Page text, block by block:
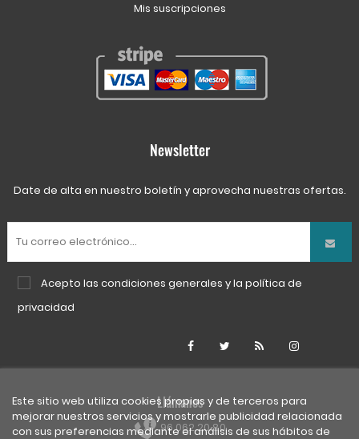
Este sitio web utiliza cookies propias y de terceros para
mejorar nuestros servicios y mostrarle publicidad relacionada
con sus preferencias mediante el análisis de sus hábitos de
Mis suscripciones
Newsletter
Date de alta en nuestro boletín y aprovecha nuestras ofertas.
Acepto las condiciones generales y la política de
privacidad
FacebookTwitter Rss
Llámanos
96 062 20 80